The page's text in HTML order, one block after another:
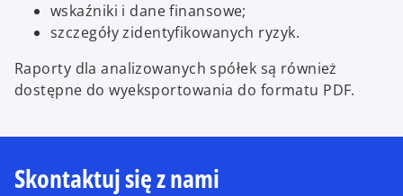
wskaźniki i dane finansowe;
szczegóły zidentyfikowanych ryzyk.
Raporty dla analizowanych spółek są również
dostępne do wyeksportowania do formatu PDF.
Skontaktuj się z nami